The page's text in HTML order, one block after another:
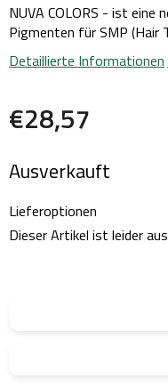
€28,57
Ausverkauft
Lieferoptionen
Dieser Artikel ist leider
NUVA COLORS - ist eine
Pigmenten für SMP (Hair
Detaillierte Informationen